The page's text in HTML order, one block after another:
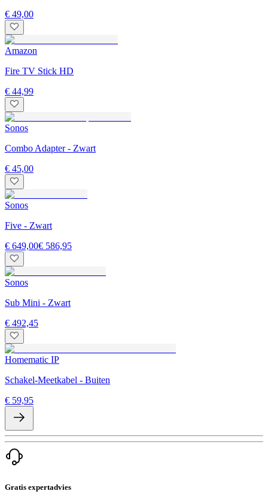
€ 49,00
Amazon
Fire TV Stick HD
€ 44,99
Sonos
Combo Adapter - Zwart
€ 45,00
Sonos
Five - Zwart
€ 649,00€ 586,95
Sonos
Sub Mini - Zwart
€ 492,45
Homematic IP
Schakel-Meetkabel - Buiten
€ 59,95
Gratis expertadvies